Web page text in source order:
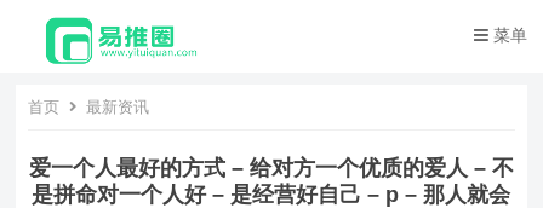
菜单
首页 最新资讯
爱一个人最好的方式 – 给对方一个优质的爱人 – 不
是拼命对一个人好 – 是经营好自己 – p – 那人就会